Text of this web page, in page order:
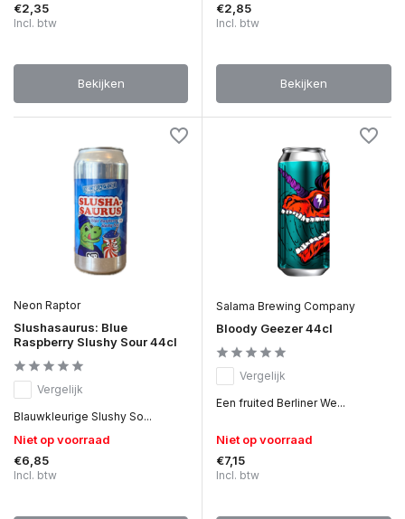
€2,35
Incl. btw
Bekijken
€2,85
Incl. btw
Bekijken
Neon Raptor
Slushasaurus: Blue
Raspberry Slushy Sour 44cl
Vergelijk
Blauwkleurige Slushy So...
Niet op voorraad
€6,85
Incl. btw
Salama Brewing Company
Bloody Geezer 44cl
Vergelijk
Een fruited Berliner We...
Niet op voorraad
€7,15
Incl. btw